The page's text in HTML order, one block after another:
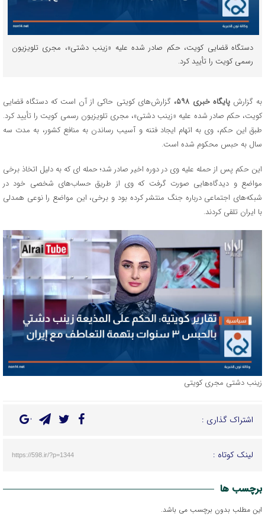
دستگاه قضایی کویت، حکم صادر شده علیه «زینب دشتی»، مجری تلویزیون
رسمی کویت را تأیید کرد.
به گزارشپایگاه خبری ۵۹۸،
گزارش‌های کویتی حاکی از آن است که دستگاه قضایی
کویت، حکم صادر شده علیه «زینب دشتی»، مجری تلویزیون رسمی کویت را تأیید کرد.
طبق این حکم، وی به اتهام ایجاد فتنه و آسیب رساندن به منافع کشور، به مدت سه
سال به حبس محکوم شده است.
این حکم پس از حمله علیه وی در دوره اخیر صادر شد؛ حمله ای که به دلیل اتخاذ برخی
مواضع و دیدگاه‌هایی صورت گرفت که وی از طریق حساب‌های شخصی خود در
شبکه‌های اجتماعی درباره جنگ منتشر کرده بود و برخی، این مواضع را نوعی همدلی
با ایران تلقی کردند.
زینب دشتی مجری کویتی
اشتراک گذاری :
لینک کوتاه : https://598.ir/?p=1344
برچسب ها
این مطلب بدون برچسب می باشد.